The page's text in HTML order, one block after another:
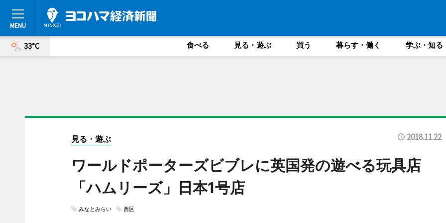
33°C 食べる 見る・遊ぶ 買う 暮らす・働く 学ぶ・知る
見る・遊ぶ 2018.11.22
ワールドポーターズビブレに英国発の遊べる玩具店
「ハムリーズ」日本1号店
みなとみらい 西区